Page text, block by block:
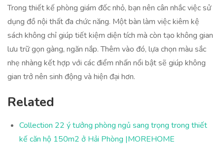
Trong thiết kế phòng giám đốc nhỏ, bạn nên cân nhắc việc sử
dụng đồ nội thất đa chức năng. Một bàn làm việc kiêm kệ
sách không chỉ giúp tiết kiệm diện tích mà còn tạo không gian
lưu trữ gọn gàng, ngăn nắp. Thêm vào đó, lựa chọn màu sắc
nhẹ nhàng kết hợp với các điểm nhấn nổi bật sẽ giúp không
gian trở nên sinh động và hiện đại hơn.
Related
Collection 22 ý tưởng phòng ngủ sang trọng trong thiết
kế căn hộ 150m2 ở Hải Phòng |MOREHOME